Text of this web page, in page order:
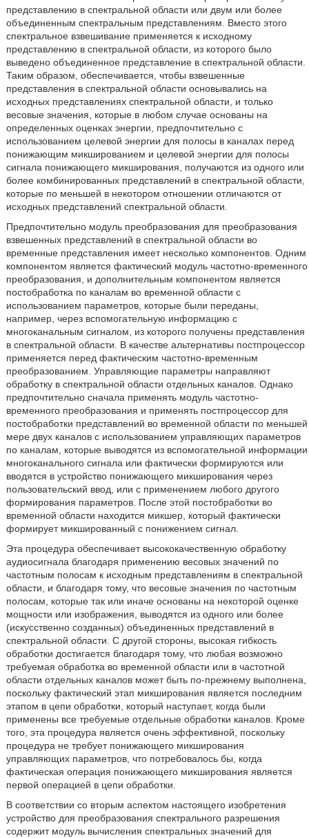
представлению в спектральной области или двум или более
объединенным спектральным представлениям. Вместо этого
спектральное взвешивание применяется к исходному
представлению в спектральной области, из которого было
выведено объединенное представление в спектральной области.
Таким образом, обеспечивается, чтобы взвешенные
представления в спектральной области основывались на
исходных представлениях спектральной области, и только
весовые значения, которые в любом случае основаны на
определенных оценках энергии, предпочтительно с
использованием целевой энергии для полосы в каналах перед
понижающим микшированием и целевой энергии для полосы
сигнала понижающего микширования, получаются из одного или
более комбинированных представлений в спектральной области,
которые по меньшей в некотором отношении отличаются от
исходных представлений спектральной области.
Предпочтительно модуль преобразования для преобразования
взвешенных представлений в спектральной области во
временные представления имеет несколько компонентов. Одним
компонентом является фактический модуль частотно-временного
преобразования, и дополнительным компонентом является
постобработка по каналам во временной области с
использованием параметров, которые были переданы,
например, через вспомогательную информацию с
многоканальным сигналом, из которого получены представления
в спектральной области. В качестве альтернативы постпроцессор
применяется перед фактическим частотно-временным
преобразованием. Управляющие параметры направляют
обработку в спектральной области отдельных каналов. Однако
предпочтительно сначала применять модуль частотно-
временного преобразования и применять постпроцессор для
постобработки представлений во временной области по меньшей
мере двух каналов с использованием управляющих параметров
по каналам, которые выводятся из вспомогательной информации
многоканального сигнала или фактически формируются или
вводятся в устройство понижающего микширования через
пользовательский ввод, или с применением любого другого
формирования параметров. После этой постобработки во
временной области находится микшер, который фактически
формирует микшированный с понижением сигнал.
Эта процедура обеспечивает высококачественную обработку
аудиосигнала благодаря применению весовых значений по
частотным полосам к исходным представлениям в спектральной
области, и благодаря тому, что весовые значения по частотным
полосам, которые так или иначе основаны на некоторой оценке
мощности или изображения, выводятся из одного или более
(искусственно созданных) объединенных представлений в
спектральной области. С другой стороны, высокая гибкость
обработки достигается благодаря тому, что любая возможно
требуемая обработка во временной области или в частотной
области отдельных каналов может быть по-прежнему выполнена,
поскольку фактический этап микширования является последним
этапом в цепи обработки, который наступает, когда были
применены все требуемые отдельные обработки каналов. Кроме
того, эта процедура является очень эффективной, поскольку
процедура не требует понижающего микширования
управляющих параметров, что потребовалось бы, когда
фактическая операция понижающего микширования является
первой операцией в цепи обработки.
В соответствии со вторым аспектом настоящего изобретения
устройство для преобразования спектрального разрешения
содержит модуль вычисления спектральных значений для